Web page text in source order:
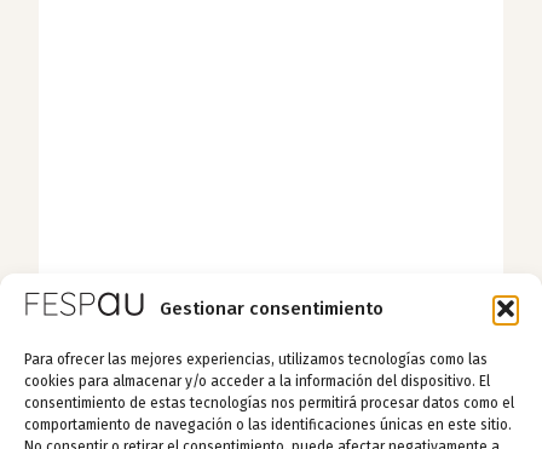
Gestionar consentimiento
Para ofrecer las mejores experiencias, utilizamos tecnologías como las
cookies para almacenar y/o acceder a la información del dispositivo. El
consentimiento de estas tecnologías nos permitirá procesar datos como el
comportamiento de navegación o las identificaciones únicas en este sitio.